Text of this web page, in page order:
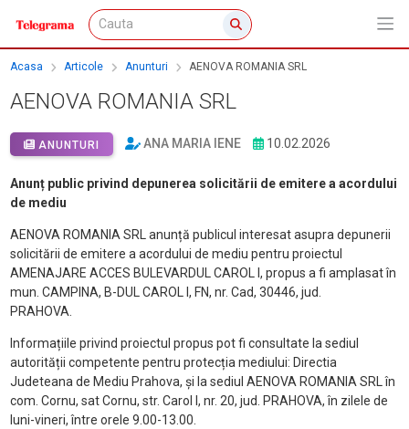
Acasa Articole Anunturi AENOVA ROMANIA SRL
AENOVA ROMANIA SRL
ANUNTURI ANA MARIA IENE 10.02.2026
Anunț public privind depunerea solicitării de emitere a acordului
de mediu
AENOVA ROMANIA SRL anunță publicul interesat asupra depunerii
solicitării de emitere a acordului de mediu pentru proiectul
AMENAJARE ACCES BULEVARDUL CAROL I, propus a fi amplasat în
mun. CAMPINA, B-DUL CAROL I, FN, nr. Cad, 30446, jud.
PRAHOVA.
Informațiile privind proiectul propus pot fi consultate la sediul
autorității competente pentru protecția mediului: Directia
Judeteana de Mediu Prahova, și la sediul AENOVA ROMANIA SRL în
com. Cornu, sat Cornu, str. Carol I, nr. 20, jud. PRAHOVA, în zilele de
luni-vineri, între orele 9.00-13.00.